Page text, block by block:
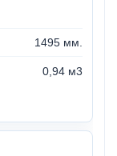
1495 мм.
0,94 м3